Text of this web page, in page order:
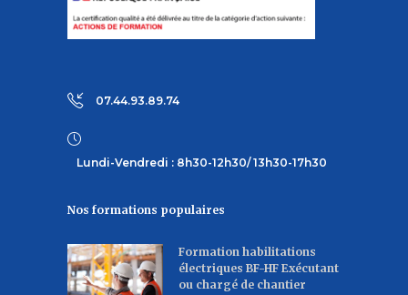
07.44.93.89.74
Lundi-Vendredi : 8h30-12h30/ 13h30-17h30
Nos formations populaires
Formation habilitations
électriques BF-HF Exécutant
ou chargé de chantier